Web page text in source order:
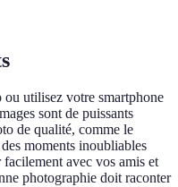
ou utilisez votre smartphone
sont de puissants
de qualité, comme le
moments inoubliables
avec vos amis et
photographie doit raconter